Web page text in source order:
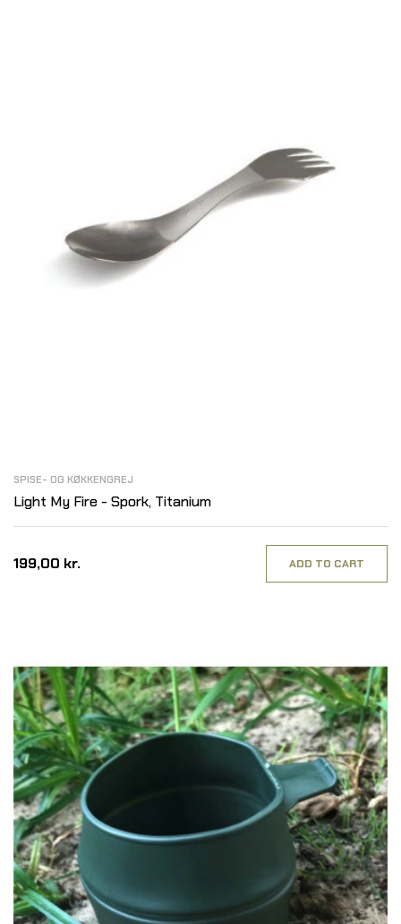
SPISE- OG KØKKENGREJ
Light My Fire - Spork, Titanium
199,00 kr. ADD TO CART